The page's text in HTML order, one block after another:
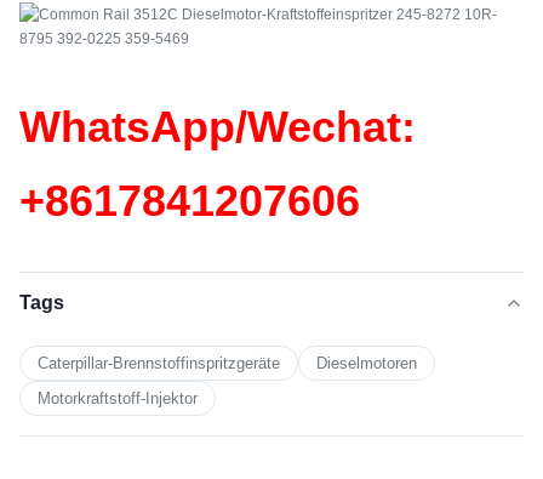
WhatsApp/Wechat:
+8617841207606
Tags
Caterpillar-Brennstoffinspritzgeräte
Dieselmotoren
Motorkraftstoff-Injektor